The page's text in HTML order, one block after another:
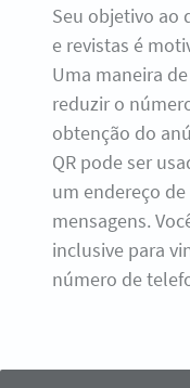
Seu objetivo ao
e revistas é
Uma maneira
reduzir o
obtenção do
QR pode ser
um endereço
mensagens.
inclusive para
número de